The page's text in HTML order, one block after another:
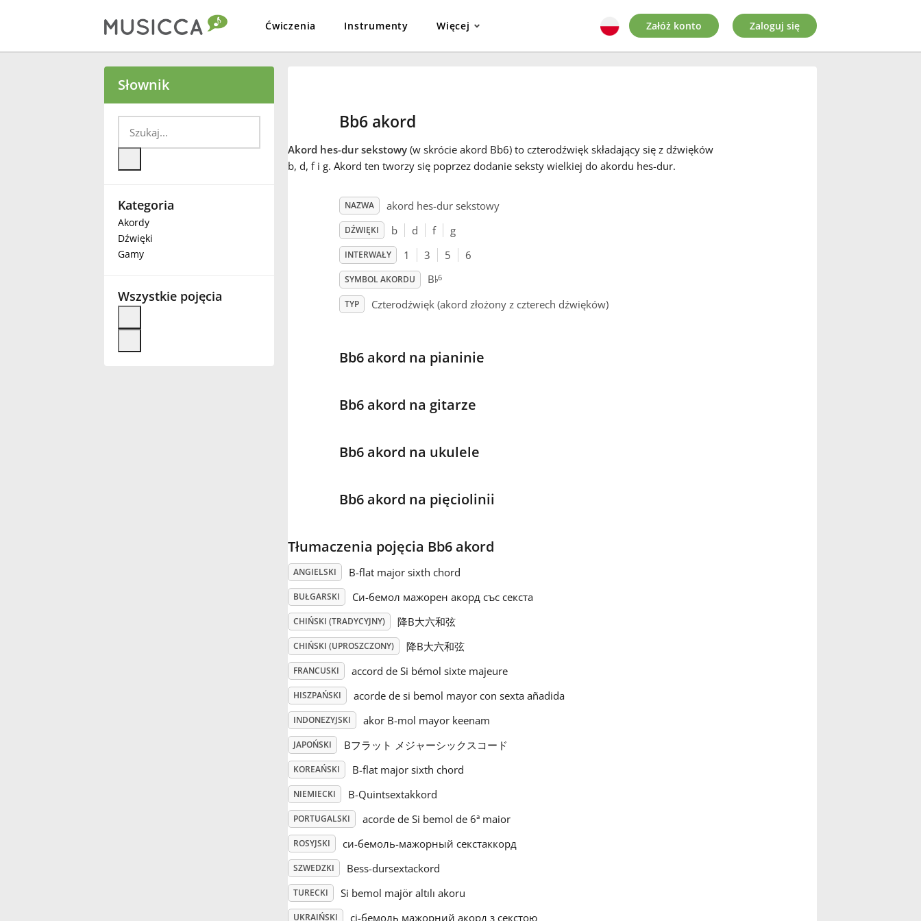
Ćwiczenia Instrumenty Więcej
Български
Deutsch
English
Español
Français
Załóż konto Zaloguj się
Słownik
Kategoria
Akordy
Dźwięki
Gamy
Wszystkie pojęcia
Bb6 akord
Akord hes-dur sekstowy(w skrócie akord Bb6) to czterodźwięk składający się z dźwięków
b, d, f i g. Akord ten tworzy się poprzez dodanie seksty wielkiej do akordu hes-dur.
NAZWA akord hes-dur sekstowy
DŹWIĘKI b d f g
INTERWAŁY 1 3 5 6
SYMBOL AKORDU B♭6
TYP Czterodźwięk (akord złożony z czterech dźwięków)
Bb6 akord na pianinie
Bb6 akord na gitarze
Bb6 akord na ukulele
Bb6 akord na pięciolinii
Tłumaczenia pojęcia Bb6 akord
ANGIELSKI B-flat major sixth chord
BUŁGARSKI Си-бемол мажорен акорд със секста
CHIŃSKI (TRADYCYJNY) 降B大六和弦
CHIŃSKI (UPROSZCZONY) 降B大六和弦
FRANCUSKI accord de Si bémol sixte majeure
HISZPAŃSKI acorde de si bemol mayor con sexta añadida
INDONEZYJSKI akor B-mol mayor keenam
JAPOŃSKI Bフラット メジャーシックスコード
KOREAŃSKI B-flat major sixth chord
NIEMIECKI B-Quintsextakkord
PORTUGALSKI acorde de Si bemol de 6ª maior
ROSYJSKI си-бемоль-мажорный секстаккорд
SZWEDZKI Bess-dursextackord
TURECKI Si bemol majör altılı akoru
UKRAIŃSKI сі-бемоль мажорний акорд з секстою